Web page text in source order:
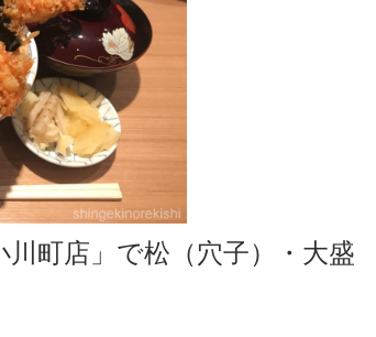
町店」で松（穴子）・大盛